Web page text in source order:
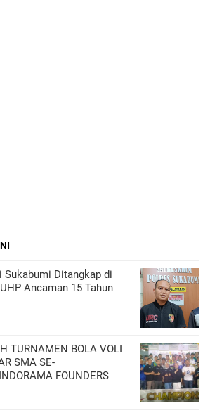
Sukabumi Ditangkap di
Ancaman 15 Tahun
TURNAMEN BOLA VOLI
SMA SE-
FOUNDERS